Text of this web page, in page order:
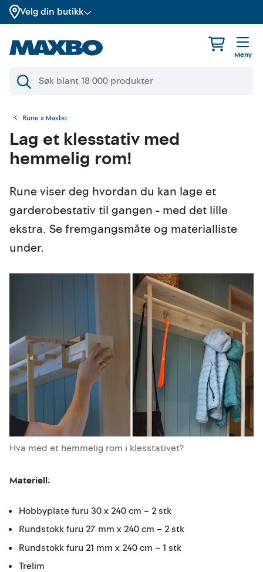
Velg din butikk
Meny
Rune x Maxbo
Lag et klesstativ med
hemmelig rom!
Rune viser deg hvordan du kan lage et
garderobestativ til gangen - med det lille
ekstra. Se fremgangsmåte og materialliste
under.
Hva med et hemmelig rom i klesstativet?
Materiell:
Hobbyplate furu 30 x 240 cm – 2 stk
Rundstokk furu 27 mm x 240 cm – 2 stk
Rundstokk furu 21 mm x 240 cm – 1 stk
Trelim